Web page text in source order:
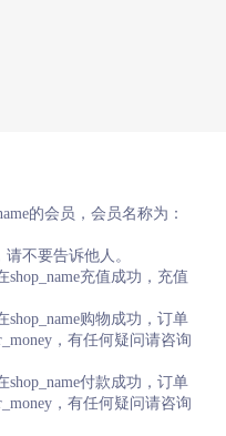
的会员，会员名称为：
不要告诉他人。
shop_name充值成功，充值
shop_name购物成功，订单
，有任何疑问请咨询
shop_name付款成功，订单
，有任何疑问请咨询